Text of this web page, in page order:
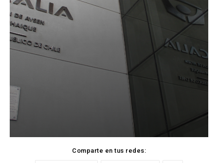
Comparte en tus redes: